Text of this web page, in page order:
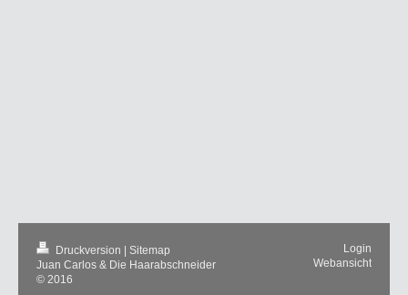
Druckversion | Sitemap
Juan Carlos & Die Haarabschneider
© 2016
Login
Webansicht